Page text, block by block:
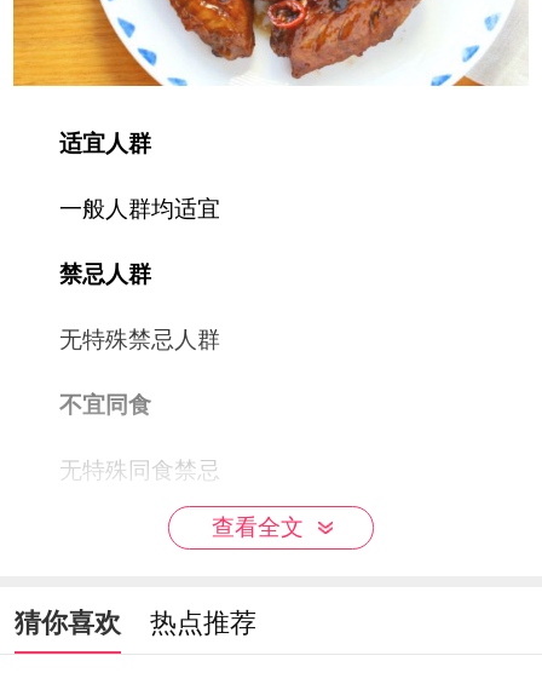
适宜人群
一般人群均适宜
禁忌人群
无特殊禁忌人群
不宜同食
无特殊同食禁忌
抓匀腌制10分钟。锅内热油，煎两面金黄，加姜蒜
查看全文
猜你喜欢 热点推荐